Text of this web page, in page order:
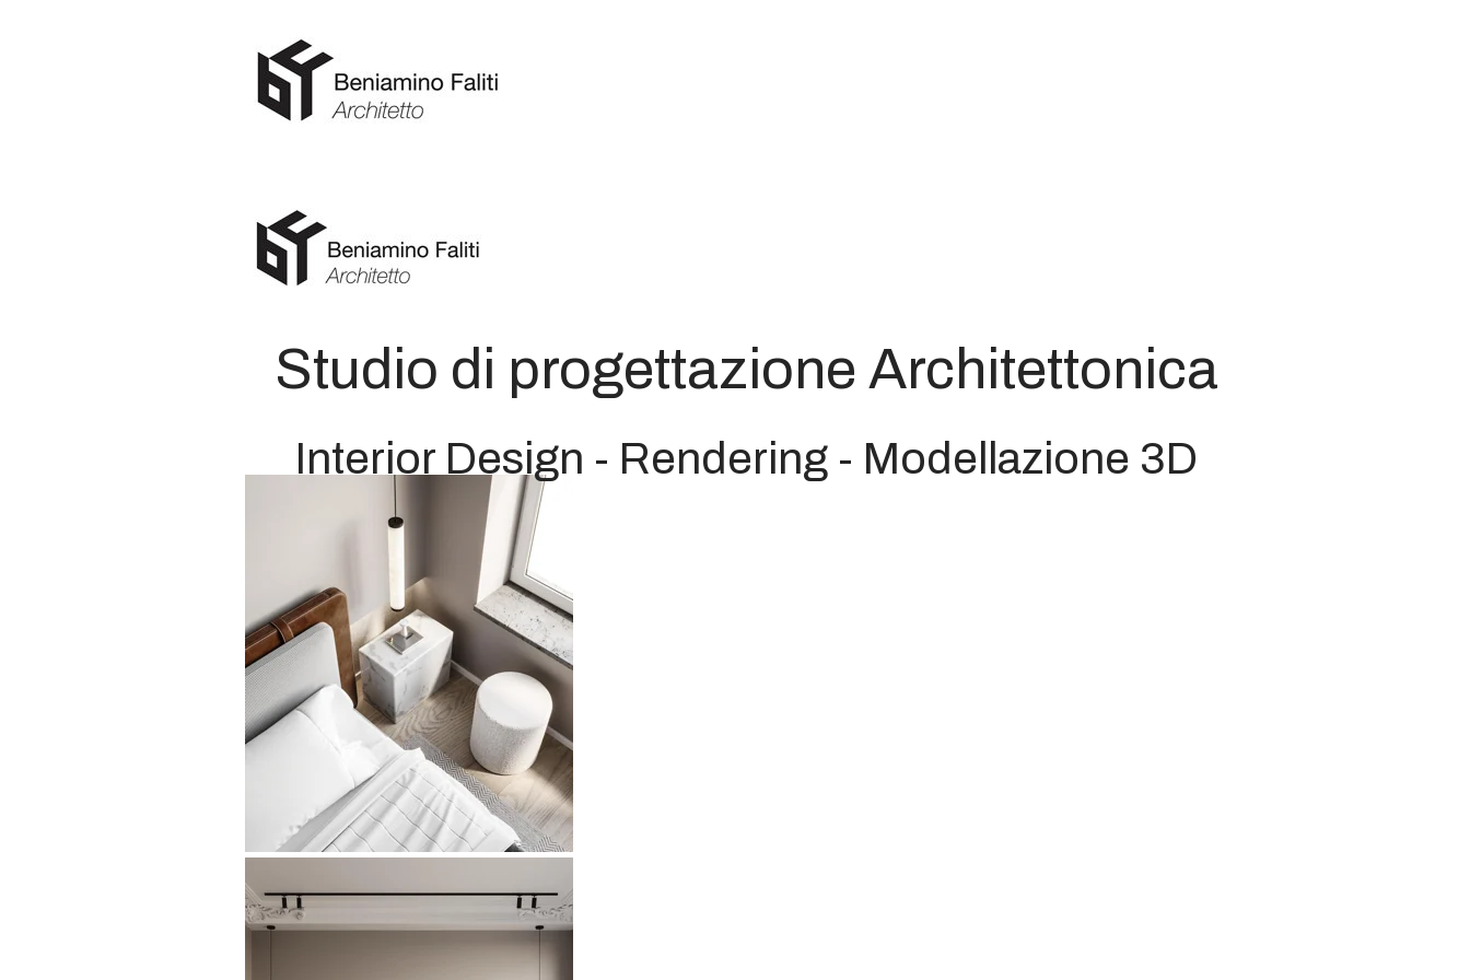
Studio di progettazione Architettonica
Interior Design - Rendering - Modellazione 3D